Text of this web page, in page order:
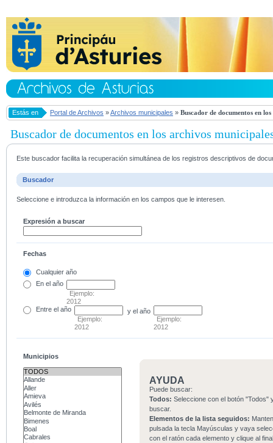
Estás en Portal de Archivos »Archivos municipales » Buscador de documentos en
Buscador de documentos en los archivos
Este buscador facilita la recuperación simultánea de los registros descriptivos de
Buscador
Seleccione e introduzca la información en los campos que le interesen.
Expresión a buscar
Fechas
Cualquier año
En el año
Ejemplo:
2012
Entre el año
Ejemplo:
2012
y el año
Ejemplo:
2012
Municipios
AYUDA
Puede buscar:
Todos: Seleccione con el botón "Todos"
buscar.
Elementos de la lista seguidos:
pulsada la tecla Mayúsculas y vaya
con el ratón cada elemento y clique al